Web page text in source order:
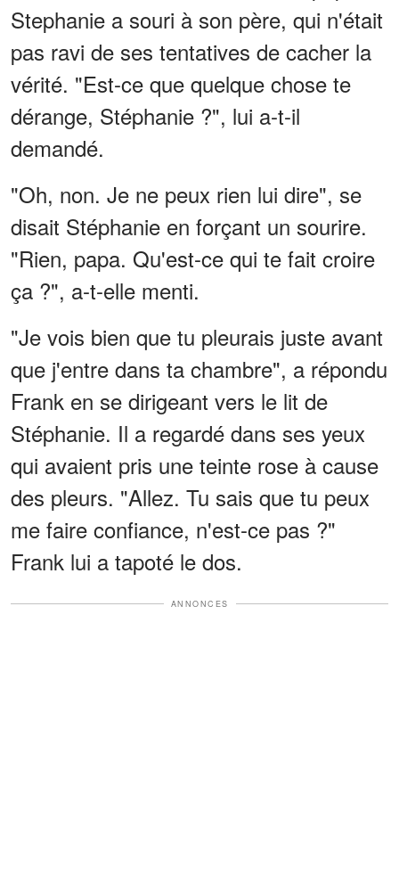
Stephanie a souri à son père, qui n'était
pas ravi de ses tentatives de cacher la
vérité. "Est-ce que quelque chose te
dérange, Stéphanie ?", lui a-t-il
demandé.
"Oh, non. Je ne peux rien lui dire", se
disait Stéphanie en forçant un sourire.
"Rien, papa. Qu'est-ce qui te fait croire
ça ?", a-t-elle menti.
"Je vois bien que tu pleurais juste avant
que j'entre dans ta chambre", a répondu
Frank en se dirigeant vers le lit de
Stéphanie. Il a regardé dans ses yeux
qui avaient pris une teinte rose à cause
des pleurs. "Allez. Tu sais que tu peux
me faire confiance, n'est-ce pas ?"
Frank lui a tapoté le dos.
ANNONCES